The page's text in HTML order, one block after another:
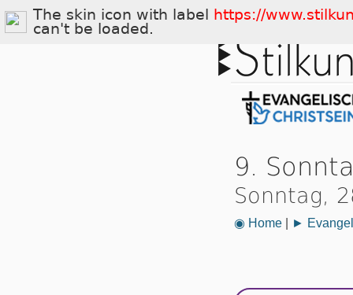
9.
Sonntag,
◉ Home| ►
The skin icon with label
https://
can't be loaded.